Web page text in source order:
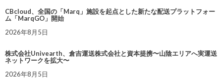
CBcloud、全国の「Marq」施設を起点とした新たな配送プラットフォー
ム「MarqGO」開始
2026年8月5日
株式会社Univearth、倉吉運送株式会社と資本提携〜山陰エリアへ実運送
ネットワークを拡大〜
2026年8月5日